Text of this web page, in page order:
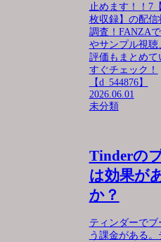
止めます！！7
枚収録】の配信
調査！FANZA
やサンプル視聴
評価もまとめて
すぐチェック！
【d_544876】
2026.06.01
未分類
Tinderの
は効果が
か？
ティンダーでブ
う課金がある。